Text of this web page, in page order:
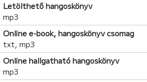
Letölthető hangoskönyv
mp3
Online e-book, hangoskönyv csomag
txt, mp3
Online hallgatható hangoskönyv
mp3